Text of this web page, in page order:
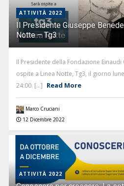
ATTIVITÀ 2022
Il Presidente Giuseppe
Notte – Tg3
Il Presidente della Fondazione
ospite a Linea Notte, Tg3, il giorno
24:00. [...] Read More
Marco Cruciani
12 Dicembre 2022
ATTIVITÀ 2022